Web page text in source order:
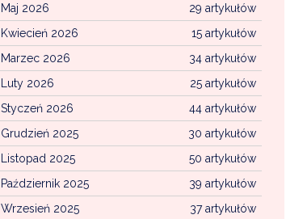
29 artykułów
Maj 2026
15 artykułów
Kwiecień 2026
34 artykułów
Marzec 2026
25 artykułów
Luty 2026
44 artykułów
Styczeń 2026
30 artykułów
Grudzień 2025
50 artykułów
Listopad 2025
39 artykułów
Październik 2025
37 artykułów
Wrzesień 2025